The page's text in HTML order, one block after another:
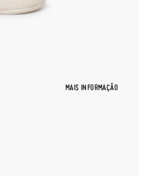
MAIS INFORMAÇÃO